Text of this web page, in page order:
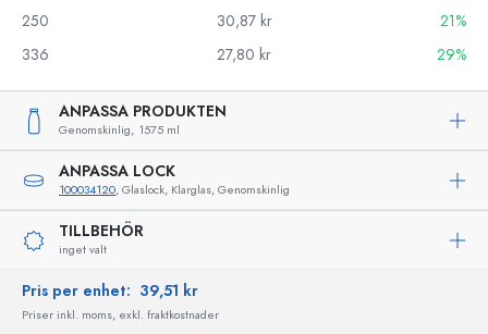
250
30,87 kr
21%
336
27,80 kr 29%
ANPASSA PRODUKTEN
Genomskinlig, 1575 ml
ANPASSA LOCK
100034120, Glaslock, Klarglas, Genomskinlig
TILLBEHÖR
inget valt
Pris per enhet: 39,51 kr
Priser inkl. moms, exkl. fraktkostnader